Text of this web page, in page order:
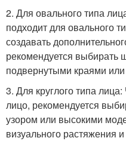
2. Для овального типа
подходит для овального
создавать
рекомендуется выбирать
подвернутыми краями или
3. Для круглого типа
лицо, рекомендуется
узором или высокими
визуального растяжения